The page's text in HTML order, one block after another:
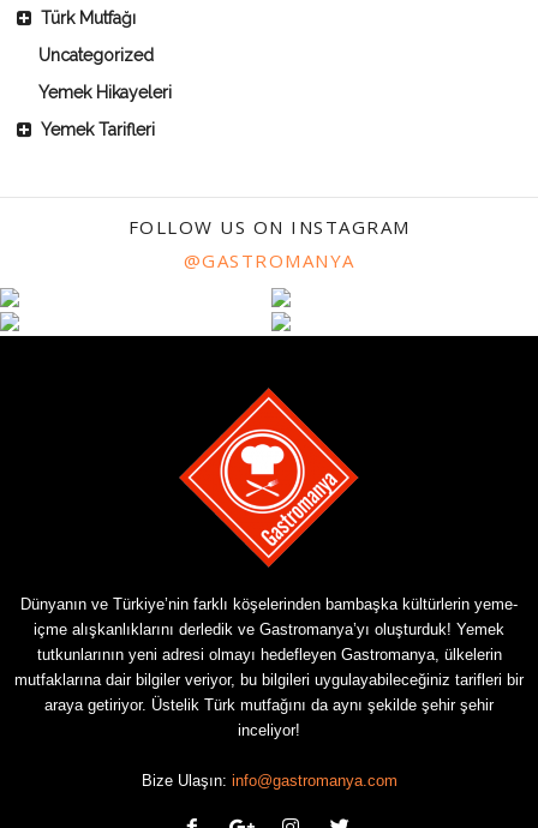
Türk Mutfağı
Uncategorized
Yemek Hikayeleri
Yemek Tarifleri
FOLLOW US ON INSTAGRAM
@GASTROMANYA
Dünyanın ve Türkiye’nin farklı köşelerinden bambaşka kültürlerin yeme-
içme alışkanlıklarını derledik ve Gastromanya’yı oluşturduk! Yemek
tutkunlarının yeni adresi olmayı hedefleyen Gastromanya, ülkelerin
mutfaklarına dair bilgiler veriyor, bu bilgileri uygulayabileceğiniz tarifleri bir
araya getiriyor. Üstelik Türk mutfağını da aynı şekilde şehir şehir
inceliyor!
Bize Ulaşın: info@gastromanya.com